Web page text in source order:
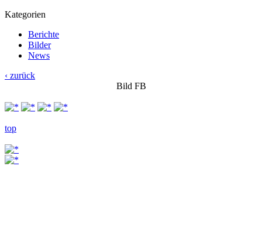
Kategorien
Berichte
Bilder
News
‹ zurück
Bild FB
top